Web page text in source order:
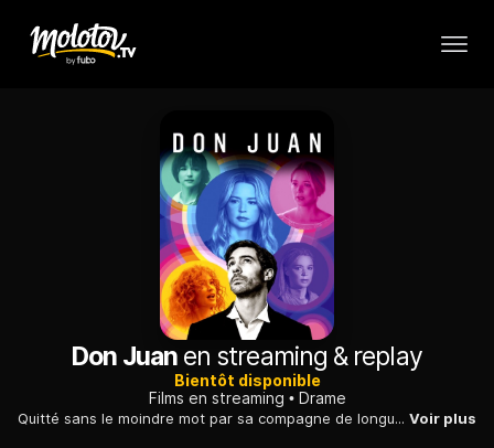
Don Juanen streaming & replay
Bientôt disponible
Films en streaming
Drame
Quitté sans le moindre mot par sa compagne de longue date, un quadragénaire ne parvient pas à surmonter son chagrin, hanté par ses souvenirs heureux. Voir plus